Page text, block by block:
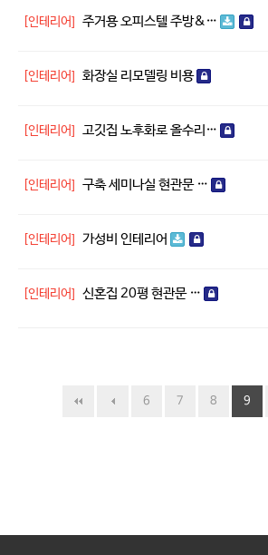
[인테리어] 주거용 오피스텔 주방&…
[인테리어] 화장실 리모델링 비용
[인테리어] 고깃집 노후화로 올수리…
[인테리어] 구축 세미나실 현관문 …
[인테리어] 가성비 인테리어
[인테리어] 신혼집 20평 현관문 …
6 7 8 9